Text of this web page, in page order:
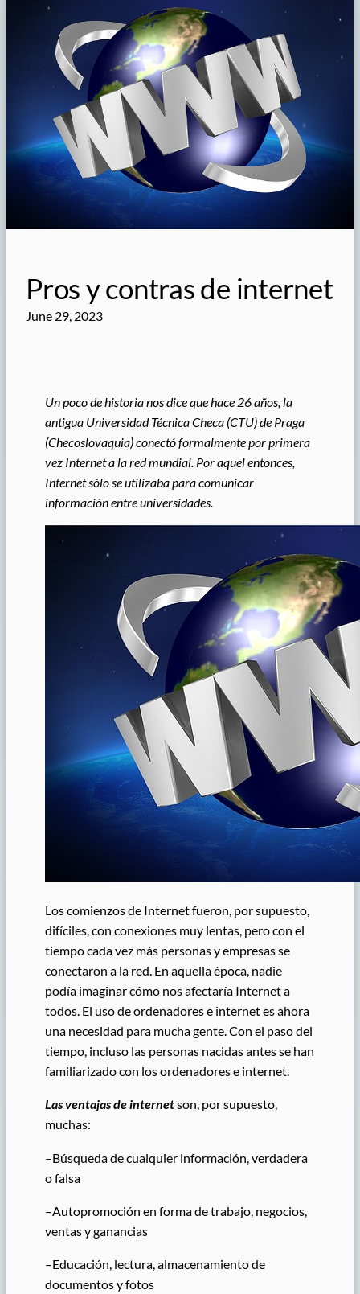
Pros y contras de internet
June 29, 2023
Un poco de historia nos dice que hace 26 años, la
antigua Universidad Técnica Checa (CTU) de Praga
(Checoslovaquia) conectó formalmente por primera
vez Internet a la red mundial. Por aquel entonces,
Internet sólo se utilizaba para comunicar
información entre universidades.
Los comienzos de Internet fueron, por supuesto,
difíciles, con conexiones muy lentas, pero con el
tiempo cada vez más personas y empresas se
conectaron a la red. En aquella época, nadie
podía imaginar cómo nos afectaría Internet a
todos. El uso de ordenadores e internet es ahora
una necesidad para mucha gente. Con el paso del
tiempo, incluso las personas nacidas antes se han
familiarizado con los ordenadores e internet.
Las ventajas de internetson, por supuesto,
muchas:
–Búsqueda de cualquier información, verdadera
o falsa
–Autopromoción en forma de trabajo, negocios,
ventas y ganancias
–Educación, lectura, almacenamiento de
documentos y fotos